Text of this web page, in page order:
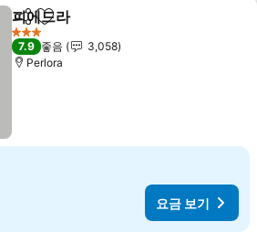
공유 즐겨찾기에 추가
피에드라
3 성급
7.9 좋음
3,058
Perlora
요금 보기